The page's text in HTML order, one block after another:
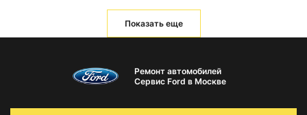
Показать еще
Ремонт автомобилей
Сервис Ford в Москве